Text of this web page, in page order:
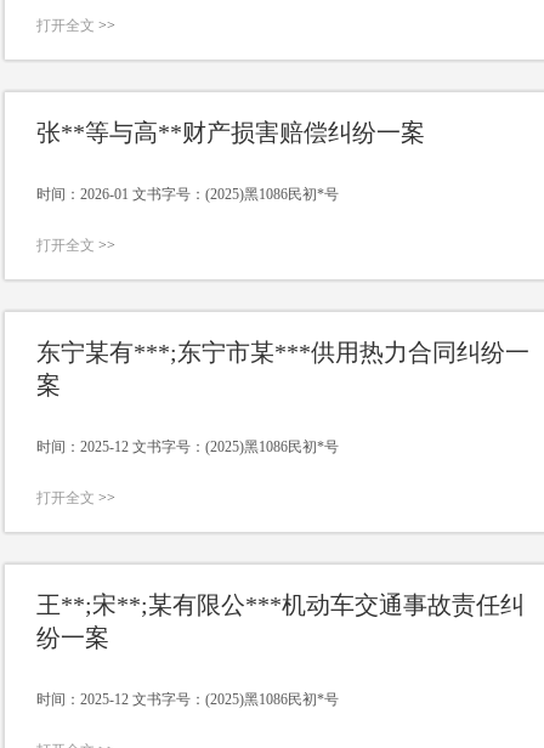
打开全文 >>
张**等与高**财产损害赔偿纠纷一案
时间：2026-01 文书字号：(2025)黑1086民初*号
打开全文 >>
东宁某有***;东宁市某***供用热力合同纠纷一
案
时间：2025-12 文书字号：(2025)黑1086民初*号
打开全文 >>
王**;宋**;某有限公***机动车交通事故责任纠
纷一案
时间：2025-12 文书字号：(2025)黑1086民初*号